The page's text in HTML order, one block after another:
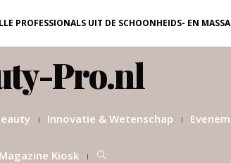
PROFESSIONALS UIT DE SCHOONHEIDS- EN
Pro.nl
Innovatie & Wetenschap
Kiosk